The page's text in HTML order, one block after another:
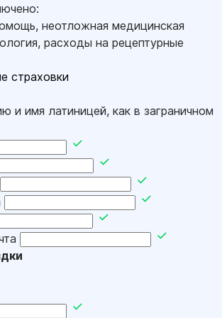
неотложная медицинская
расходы на рецептурные
страховки
и имя латиницей, как в заграничном